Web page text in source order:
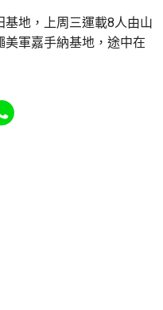
地，上周三運載8人由山
美軍嘉手納基地，途中在
Facebook
Share to WhatsApp